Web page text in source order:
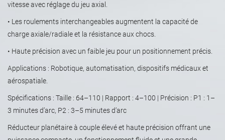
vitesse avec réglage du jeu axial.
• Les roulements interchangeables augmentent la capacité de
charge axiale/radiale et la résistance aux chocs.
• Haute précision avec un faible jeu pour un positionnement précis.
Applications : Robotique, automatisation, dispositifs médicaux et
aérospatiale.
Spécifications : Taille : 64–110 | Rapport : 4–100 | Précision : P1 : 1–
3 minutes d’arc, P2 : 3–5 minutes d’arc
Réducteur planétaire à couple élevé et haute précision offrant une